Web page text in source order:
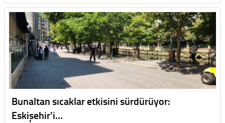
Bunaltan sıcaklar etkisini sürdürüyor:
Eskişehir'i…